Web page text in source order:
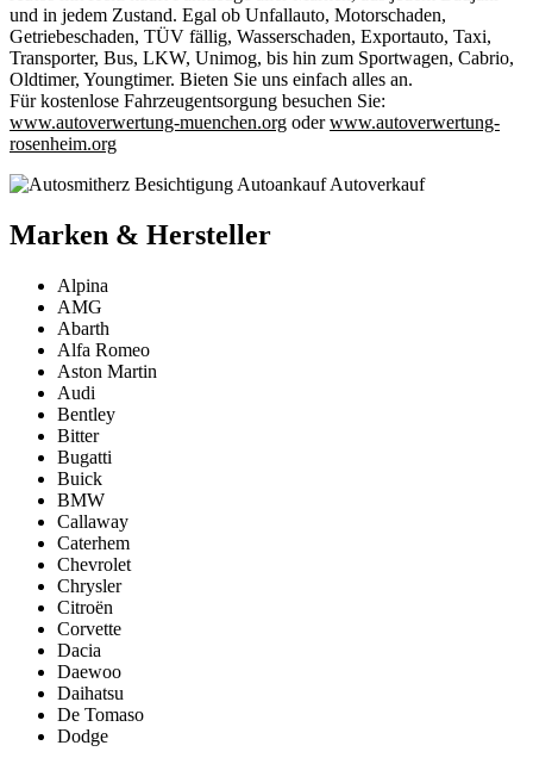
und in jedem Zustand. Egal ob Unfallauto, Motorschaden,
Getriebeschaden, TÜV fällig, Wasserschaden, Exportauto, Taxi,
Transporter, Bus, LKW, Unimog, bis hin zum Sportwagen, Cabrio,
Oldtimer, Youngtimer. Bieten Sie uns einfach alles an.
Für kostenlose Fahrzeugentsorgung besuchen Sie:
www.autoverwertung-muenchen.org oderwww.autoverwertung-
rosenheim.org
Marken & Hersteller
Alpina
AMG
Abarth
Alfa Romeo
Aston Martin
Audi
Bentley
Bitter
Bugatti
Buick
BMW
Callaway
Caterhem
Chevrolet
Chrysler
Citroën
Corvette
Dacia
Daewoo
Daihatsu
De Tomaso
Dodge